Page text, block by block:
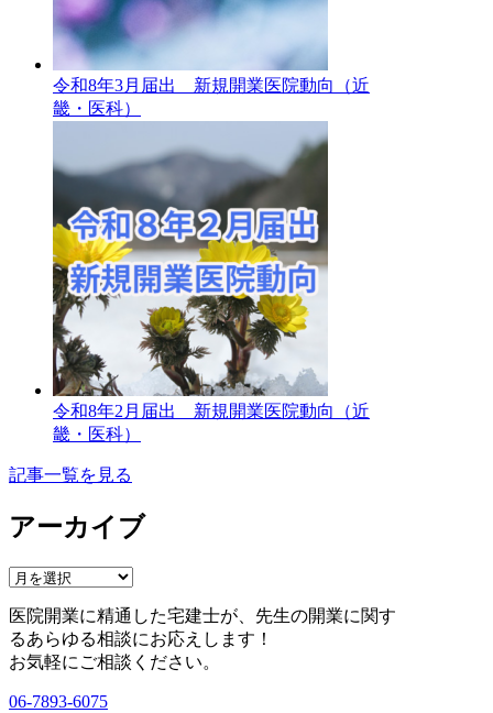
令和8年3月届出 新規開業医院動向（近
畿・医科）
令和8年2月届出 新規開業医院動向（近
畿・医科）
記事一覧を見る
アーカイブ
ア
カ
イ
ブ
医院開業に精通した宅建士が、 先生の開業に関す
るあらゆる相談にお応えします！
お気軽にご相談ください。
06-7893-6075